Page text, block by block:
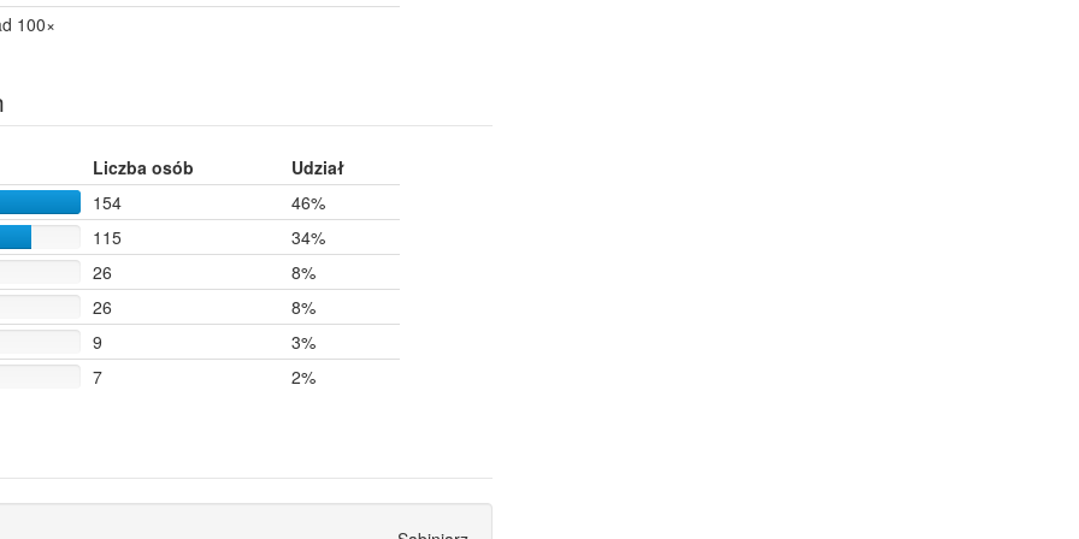
100×
Liczba osób
Udział
154
46%
115
34%
26
8%
26
8%
9
3%
7 2%